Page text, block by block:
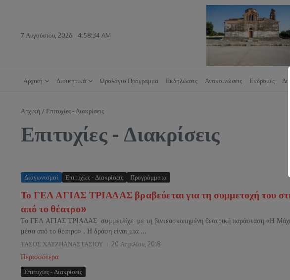
7 Αυγούστου, 2026 4:58:35 AM
Αρχική Διοικητικά Ωρολόγιο Πρόγραμμα Εκδηλώσεις Ανακοινώσεις Εκδρομές
Αρχική / Επιτυχίες - Διακρίσεις
Επιτυχίες - Διακρίσεις
Διαγωνισμοί Επιτυχίες - Διακρίσεις Προγράμματα
Το ΓΕΛ ΑΓΙΑΣ ΤΡΙΑΔΑΣ βραβεύεται για τη συμμετοχή του
από το θέατρο»
Το ΓΕΛ ΑΓΙΑΣ ΤΡΙΑΔΑΣ συμμετείχε με τη βιντεοσκοπημένη θεατρική παράσταση «Η
μέσα από το θέατρο» . Η δράση είναι μια ...
ΤΑΣΟΣ ΧΑΤΖΗΑΝΑΣΤΑΣΙΟΥ 20 Απριλίου, 2018
Περισσότερα
Επιτυχίες - Διακρίσεις